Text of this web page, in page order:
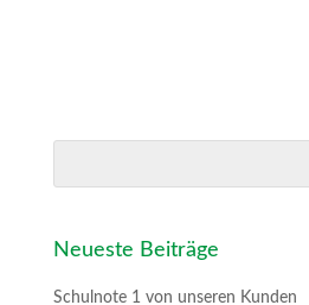
Neueste Beiträge
Schulnote 1 von unseren Kunden